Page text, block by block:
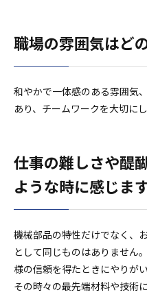
職場の雰囲気はど
和やかで一体感のある雰囲気
あり、チームワークを大切にし
仕事の難しさや醍
ような時に感じま
機械部品の特性だけでなく、
として同じものはありません
様の信頼を得たときにやりが
その時々の最先端材料や技術